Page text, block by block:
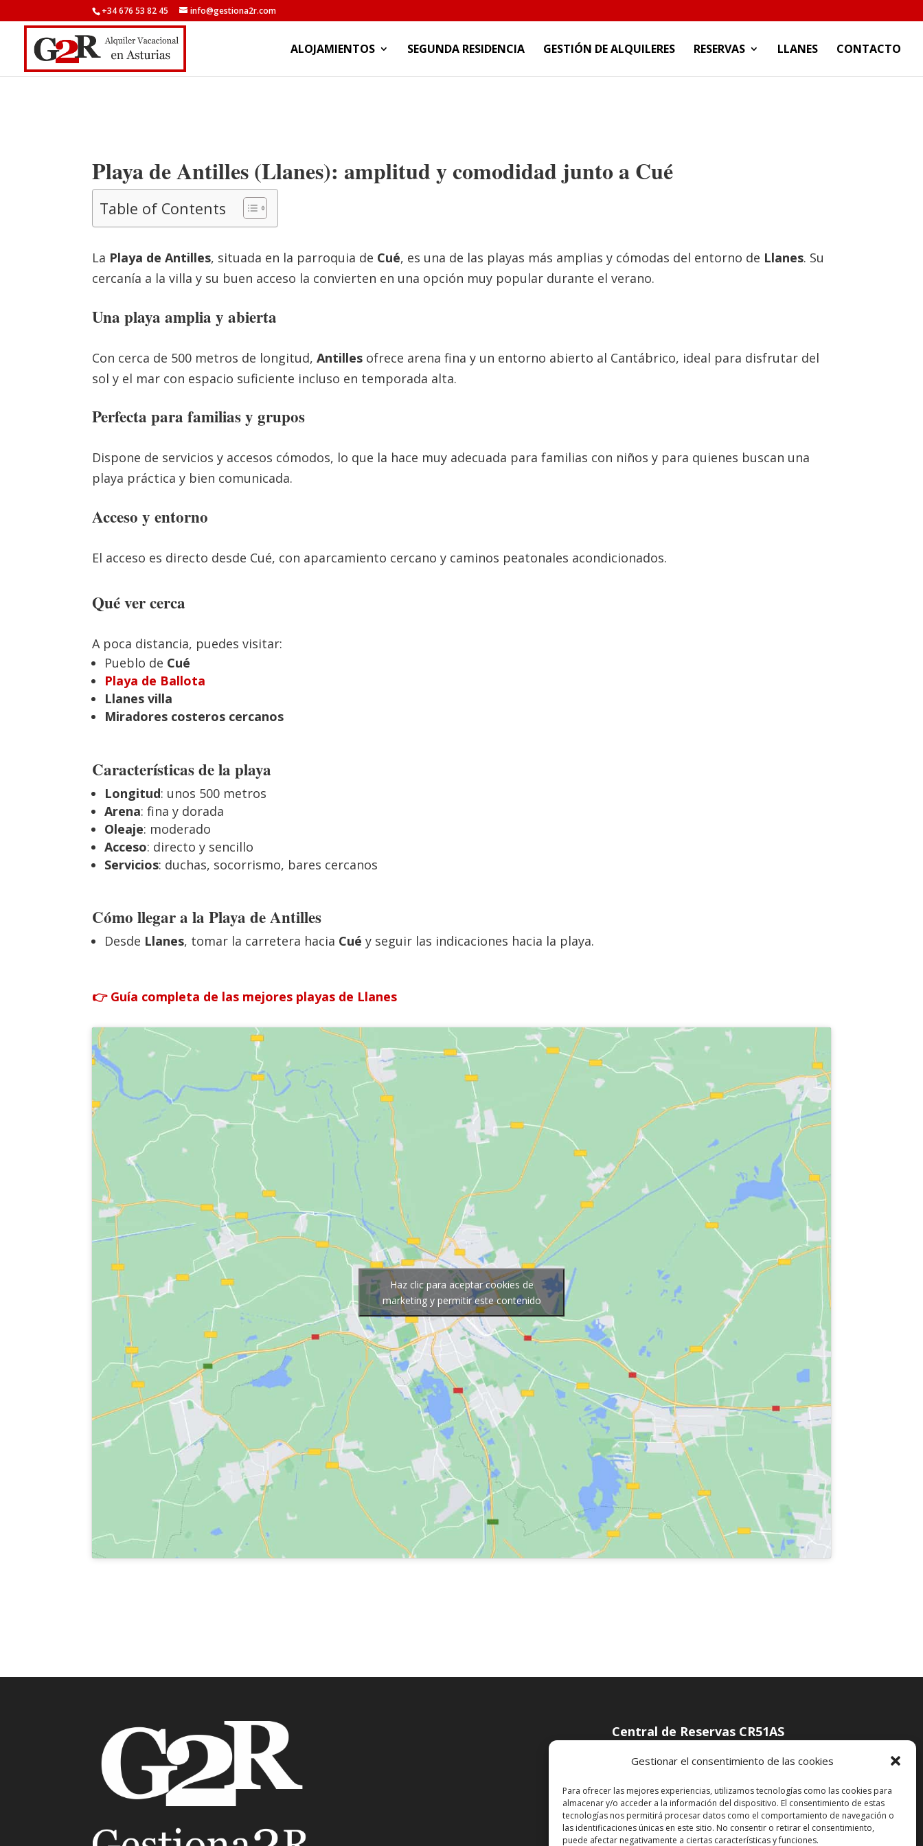
Gestionar el consentimiento de las cookies
Para ofrecer las mejores experiencias, utilizamos tecnologías como las cookies para
almacenar y/o acceder a la información del dispositivo. El consentimiento de estas
tecnologías nos permitirá procesar datos como el comportamiento de navegación o
las identificaciones únicas en este sitio. No consentir o retirar el consentimiento,
puede afectar negativamente a ciertas características y funciones.
+34 676 53 82 45 info@gestiona2r.com
ALOJAMIENTOS SEGUNDA RESIDENCIA GESTIÓN DE ALQUILERES RESERVAS LLANES CONTACTO
Playa de Antilles (Llanes): amplitud y comodidad junto a Cué
Table of Contents
La Playa de Antilles, situada en la parroquia de Cué, es una de las playas más amplias y cómodas del entorno de Llanes. Su
cercanía a la villa y su buen acceso la convierten en una opción muy popular durante el verano.
Una playa amplia y abierta
Con cerca de 500 metros de longitud,Antilles ofrece arena fina y un entorno abierto al Cantábrico, ideal para disfrutar del
sol y el mar con espacio suficiente incluso en temporada alta.
Perfecta para familias y grupos
Dispone de servicios y accesos cómodos, lo que la hace muy adecuada para familias con niños y para quienes buscan una
playa práctica y bien comunicada.
Acceso y entorno
El acceso es directo desde Cué, con aparcamiento cercano y caminos peatonales acondicionados.
Qué ver cerca
A poca distancia, puedes visitar:
Pueblo de Cué
Playa de Ballota
Llanes villa
Miradores costeros cercanos
Características de la playa
Longitud: unos 500 metros
Arena: fina y dorada
Oleaje: moderado
Acceso: directo y sencillo
Servicios: duchas, socorrismo, bares cercanos
Cómo llegar a la Playa de Antilles
Desde Llanes, tomar la carretera hacia Cué y seguir las indicaciones hacia la playa.
👉 Guía completa de las mejores playas de Llanes
Haz clic para aceptar cookies de
marketing y permitir este contenido
Central de Reservas CR51AS
Llanes (Asturias)
Tfno:+34 676 53 82 45
Email:info@gestiona2r.com